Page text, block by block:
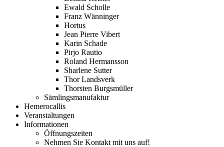
Ewald Scholle
Franz Wänninger
Hortus
Jean Pierre Vibert
Karin Schade
Pirjo Rautio
Roland Hermansson
Sharlene Sutter
Thor Landsverk
Thorsten Burgsmüller
Sämlingsmanufaktur
Hemerocallis
Veranstaltungen
Informationen
Öffnungszeiten
Nehmen Sie Kontakt mit uns auf!